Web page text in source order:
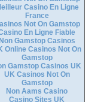
Casino En Ligne
France
Not On Gamstop
En Ligne Fiable
Gamstop Casinos
Online Casinos Not On
Gamstop
Gamstop Casinos UK
UK Casinos Not On
Gamstop
Non Aams Casino
Casino Sites UK